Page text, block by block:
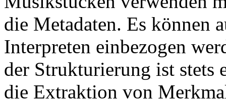
die Metadaten. Es können
Interpreten einbezogen
der Strukturierung ist stets
die Extraktion von